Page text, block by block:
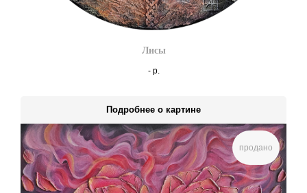
Лисы
- р.
Подробнее о картине
продано